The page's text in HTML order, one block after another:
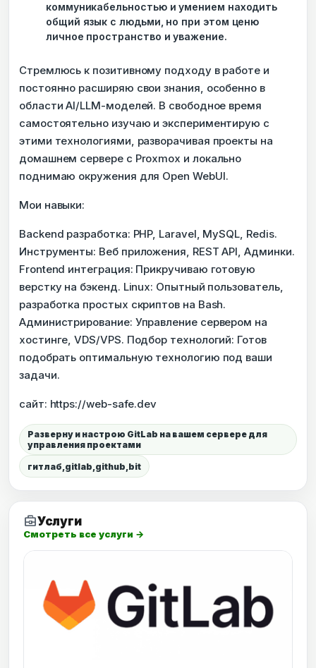
коммуникабельностью и умением находить
общий язык с людьми, но при этом ценю
личное пространство и уважение.
Стремлюсь к позитивному подходу в работе и
постоянно расширяю свои знания, особенно в
области AI/LLM-моделей. В свободное время
самостоятельно изучаю и экспериментирую с
этими технологиями, разворачивая проекты на
домашнем сервере с Proxmox и локально
поднимаю окружения для Open WebUI.
Мои навыки:
Backend разработка: PHP, Laravel, MySQL, Redis.
Инструменты: Веб приложения, REST API, Админки.
Frontend интеграция: Прикручиваю готовую
верстку на бэкенд. Linux: Опытный пользователь,
разработка простых скриптов на Bash.
Администрирование: Управление сервером на
хостинге, VDS/VPS. Подбор технологий: Готов
подобрать оптимальную технологию под ваши
задачи.
сайт: https://web-safe.dev
Разверну и настрою GitLab на вашем сервере для
управления проектами
гитлаб,gitlab,github,bit
business_centerУслуги
Смотреть все услуги →